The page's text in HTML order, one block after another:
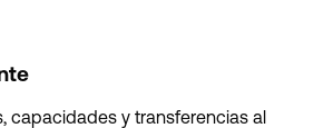
capacidades y transferencias al